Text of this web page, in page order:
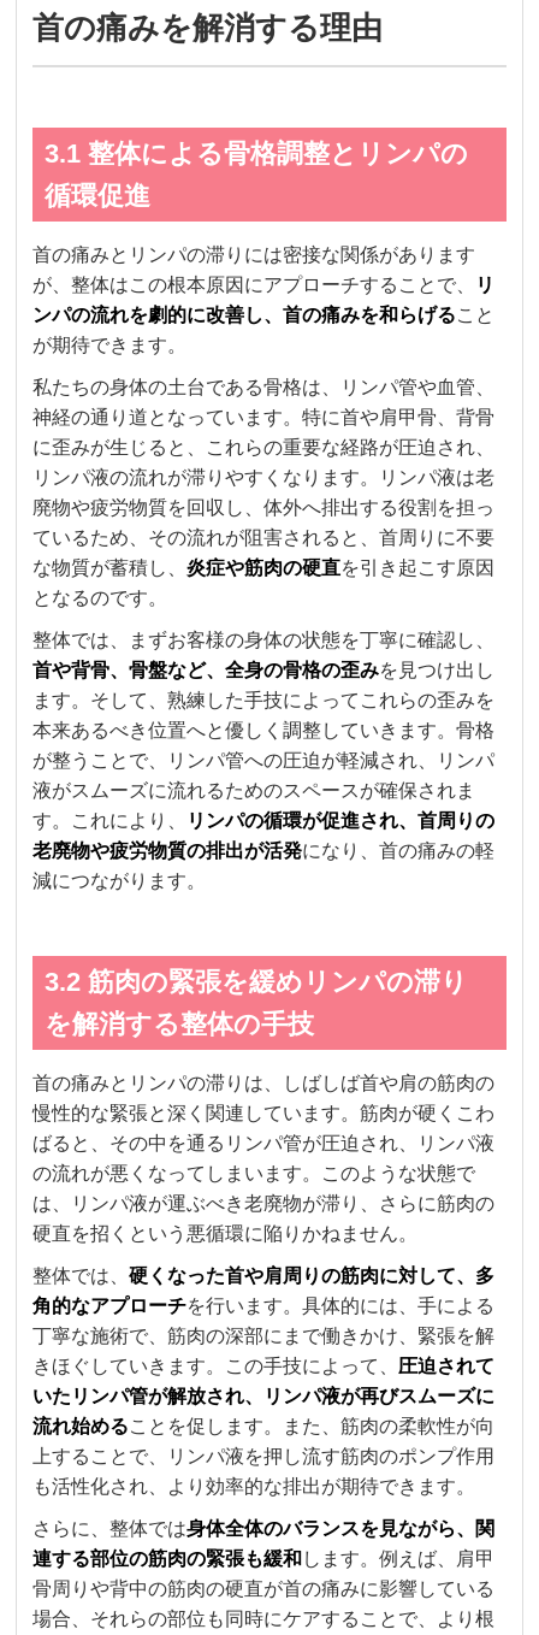
首の痛みを解消する理由
3.1 整体による骨格調整とリンパの
循環促進
首の痛みとリンパの滞りには密接な関係があります
が、整体はこの根本原因にアプローチすることで、
リ
ンパの流れを劇的に改善し、首の痛みを和らげること
が期待できます。
私たちの身体の土台である骨格は、リンパ管や血管、
神経の通り道となっています。特に首や肩甲骨、背骨
に歪みが生じると、これらの重要な経路が圧迫され、
リンパ液の流れが滞りやすくなります。リンパ液は老
廃物や疲労物質を回収し、体外へ排出する役割を担っ
ているため、その流れが阻害されると、首周りに不要
な物質が蓄積し、炎症や筋肉の硬直を引き起こす原因
となるのです。
整体では、まずお客様の身体の状態を丁寧に確認し、
首や背骨、骨盤など、全身の骨格の歪みを見つけ出し
ます。そして、熟練した手技によってこれらの歪みを
本来あるべき位置へと優しく調整していきます。骨格
が整うことで、リンパ管への圧迫が軽減され、リンパ
液がスムーズに流れるためのスペースが確保されま
す。これにより、
リンパの循環が促進され、首周りの
老廃物や疲労物質の排出が活発になり、首の痛みの軽
減につながります。
3.2 筋肉の緊張を緩めリンパの滞り
を解消する整体の手技
首の痛みとリンパの滞りは、しばしば首や肩の筋肉の
慢性的な緊張と深く関連しています。筋肉が硬くこわ
ばると、その中を通るリンパ管が圧迫され、リンパ液
の流れが悪くなってしまいます。このような状態で
は、リンパ液が運ぶべき老廃物が滞り、さらに筋肉の
硬直を招くという悪循環に陥りかねません。
整体では、硬くなった首や肩周りの筋肉に対して、多
角的なアプローチを行います。具体的には、手による
丁寧な施術で、筋肉の深部にまで働きかけ、緊張を解
きほぐしていきます。この手技によって、 圧迫されて
いたリンパ管が解放され、リンパ液が再びスムーズに
流れ始めることを促します。また、筋肉の柔軟性が向
上することで、リンパ液を押し流す筋肉のポンプ作用
も活性化され、より効率的な排出が期待できます。
さらに、整体では身体全体のバランスを見ながら、関
連する部位の筋肉の緊張も緩和 します。例えば、肩甲
骨周りや背中の筋肉の硬直が首の痛みに影響している
場合、それらの部位も同時にケアすることで、より根